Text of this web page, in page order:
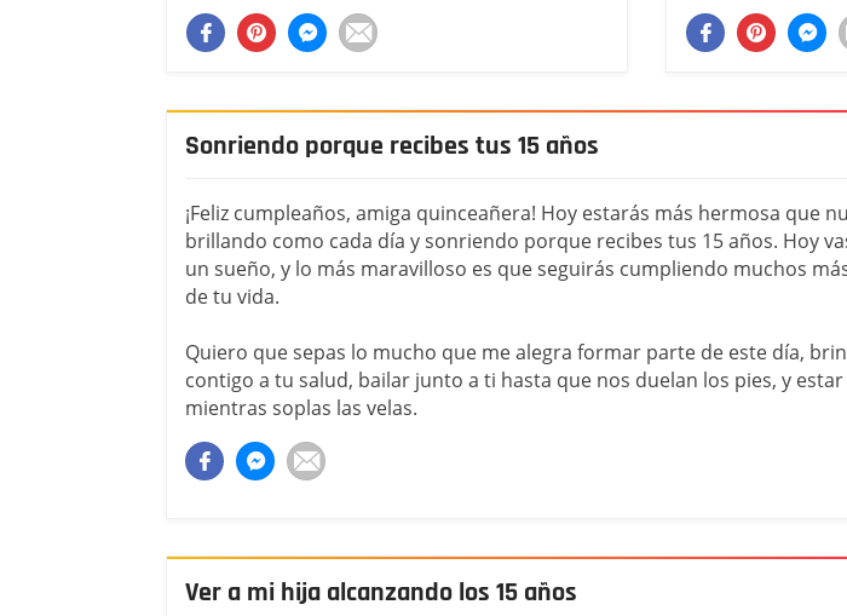
Sonriendo porque recibes tus 15 años
¡Feliz cumpleaños, amiga quinceañera! Hoy estarás más hermosa que
brillando como cada día y sonriendo porque recibes tus 15 años. Hoy
un sueño, y lo más maravilloso es que seguirás cumpliendo muchos
de tu vida.
Quiero que sepas lo mucho que me alegra formar parte de este día,
contigo a tu salud, bailar junto a ti hasta que nos duelan los pies, y
mientras soplas las velas.
Ver a mi hija alcanzando los 15 años